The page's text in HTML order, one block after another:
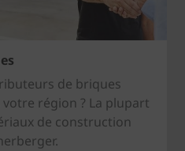
de briques
région ? La plupart
de construction